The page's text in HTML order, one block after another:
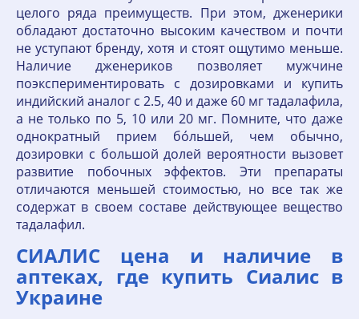
целого ряда преимуществ. При этом, дженерики
обладают достаточно высоким качеством и почти
не уступают бренду, хотя и стоят ощутимо меньше.
Наличие дженериков позволяет мужчине
поэкспериментировать с дозировками и купить
индийский аналог с 2.5, 40 и даже 60 мг тадалафила,
а не только по 5, 10 или 20 мг. Помните, что даже
однократный прием бо́льшей, чем обычно,
дозировки с большой долей вероятности вызовет
развитие побочных эффектов. Эти препараты
отличаются меньшей стоимостью, но все так же
содержат в своем составе действующее вещество
тадалафил.
СИАЛИС цена и наличие в
аптеках, где купить Сиалис в
Украине